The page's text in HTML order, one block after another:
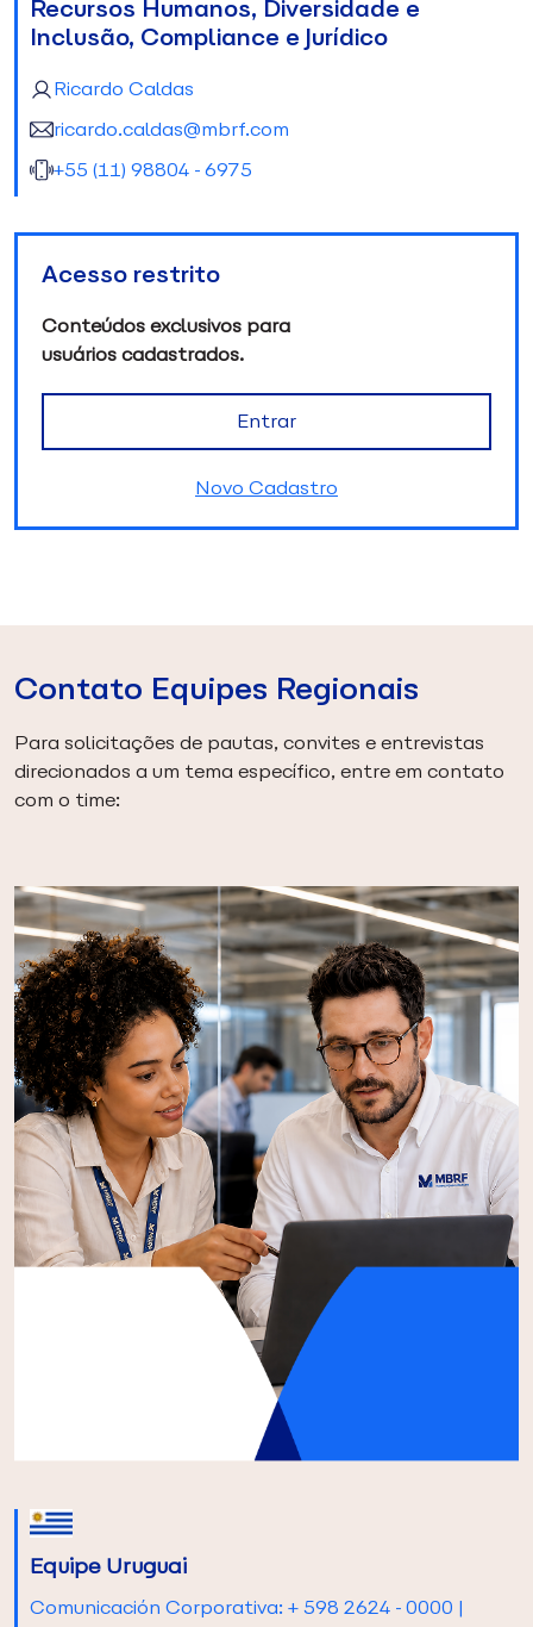
Recursos Humanos, Diversidade e
Inclusão, Compliance e Jurídico
Ricardo Caldas
ricardo.caldas@mbrf.com
+55 (11) 98804-6975
Acesso restrito
Conteúdos exclusivos para
usuários cadastrados.
Entrar
Novo Cadastro
Contato Equipes Regionais
Para solicitações de pautas, convites e entrevistas
direcionados a um tema específico, entre em contato
com o time:
Equipe Uruguai
Comunicación Corporativa: + 598 2624-0000 |